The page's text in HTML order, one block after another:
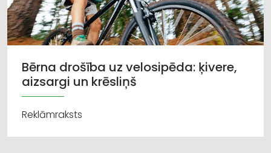
Bērna drošība uz velosipēda: ķivere,
aizsargi un krēsliņš
Reklāmraksts